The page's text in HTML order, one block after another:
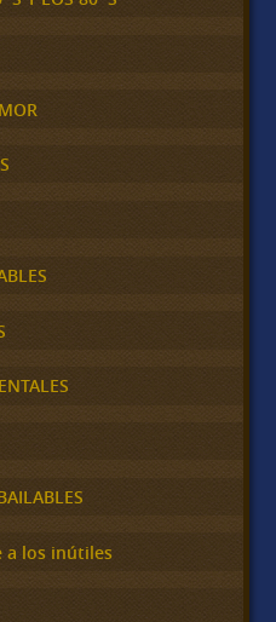
a los inútiles